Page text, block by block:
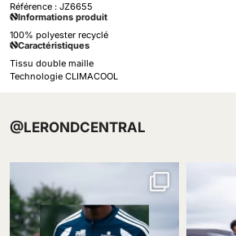
Référence : JZ6655
Informations produit
100% polyester recyclé
Caractéristiques
Tissu double maille
Technologie CLIMACOOL
@LERONDCENTRAL